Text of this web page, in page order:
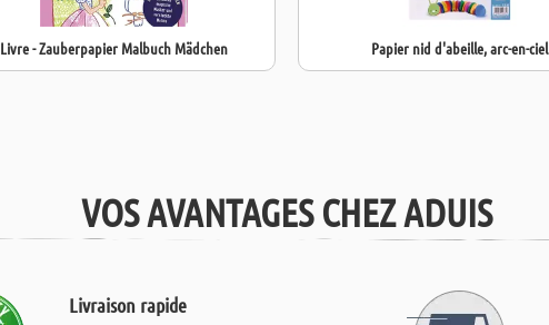
Livre - Zauberpapier Malbuch Mädchen Papier nid d'abeille, arc-en-ciel
VOS AVANTAGES CHEZ ADUIS
Livraison rapide